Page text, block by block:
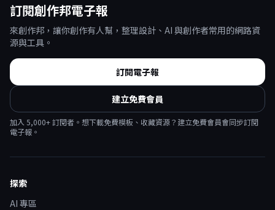
訂閱創作邦電子報
來創作邦，讓你創作有人幫，整理設計、AI 與創作者常用的網路資
源與工具。
訂閱電子報
建立免費會員
加入 5,000+ 訂閱者。想下載免費模板、收藏資源？建立免費會員會同步訂閱
電子報。
探索
AI 專區